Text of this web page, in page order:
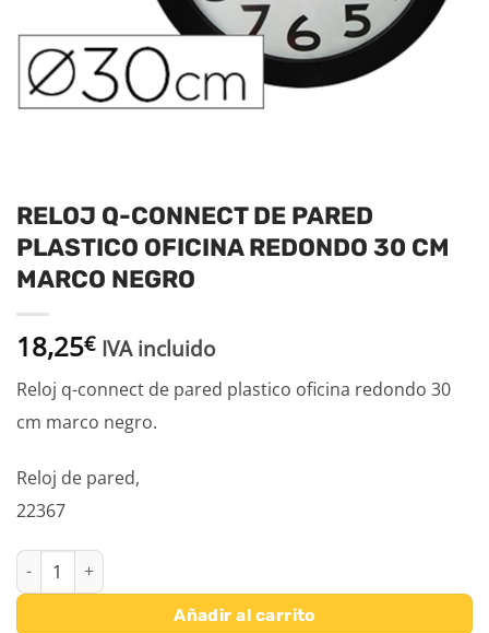
RELOJ Q-CONNECT DE PARED
PLASTICO OFICINA REDONDO 30 CM
MARCO NEGRO
18,25€ IVA incluido
Reloj q-connect de pared plastico oficina redondo 30
cm marco negro.
Reloj de pared,
22367
RELOJ Q-CONNECT DE PARED PLASTICO OFICINA REDONDO
Añadir al carrito